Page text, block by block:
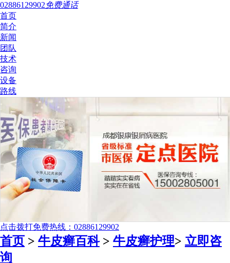
02886129902免费通话
首页
简介
新闻
团队
技术
咨询
设备
路线
点击拨打免费热线：02886129902
首页 > 牛皮癣百科> 牛皮癣护理> 立即咨
询